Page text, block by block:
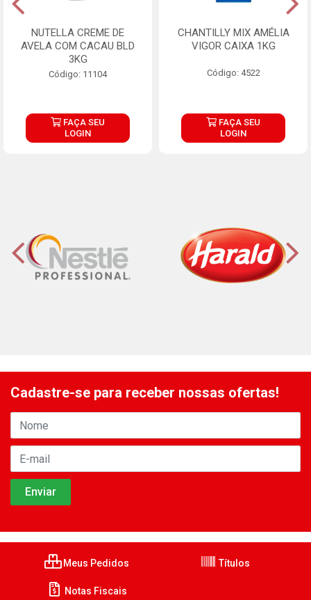
NUTELLA CREME DE
AVELA COM CACAU BLD
3KG
Código: 11104
FAÇA SEU
LOGIN
CHANTILLY MIX AMÉLIA
VIGOR CAIXA 1KG
Código: 4522
FAÇA SEU
LOGIN
Cadastre-se para receber nossas ofertas!
Meus Pedidos Títulos
Notas Fiscais